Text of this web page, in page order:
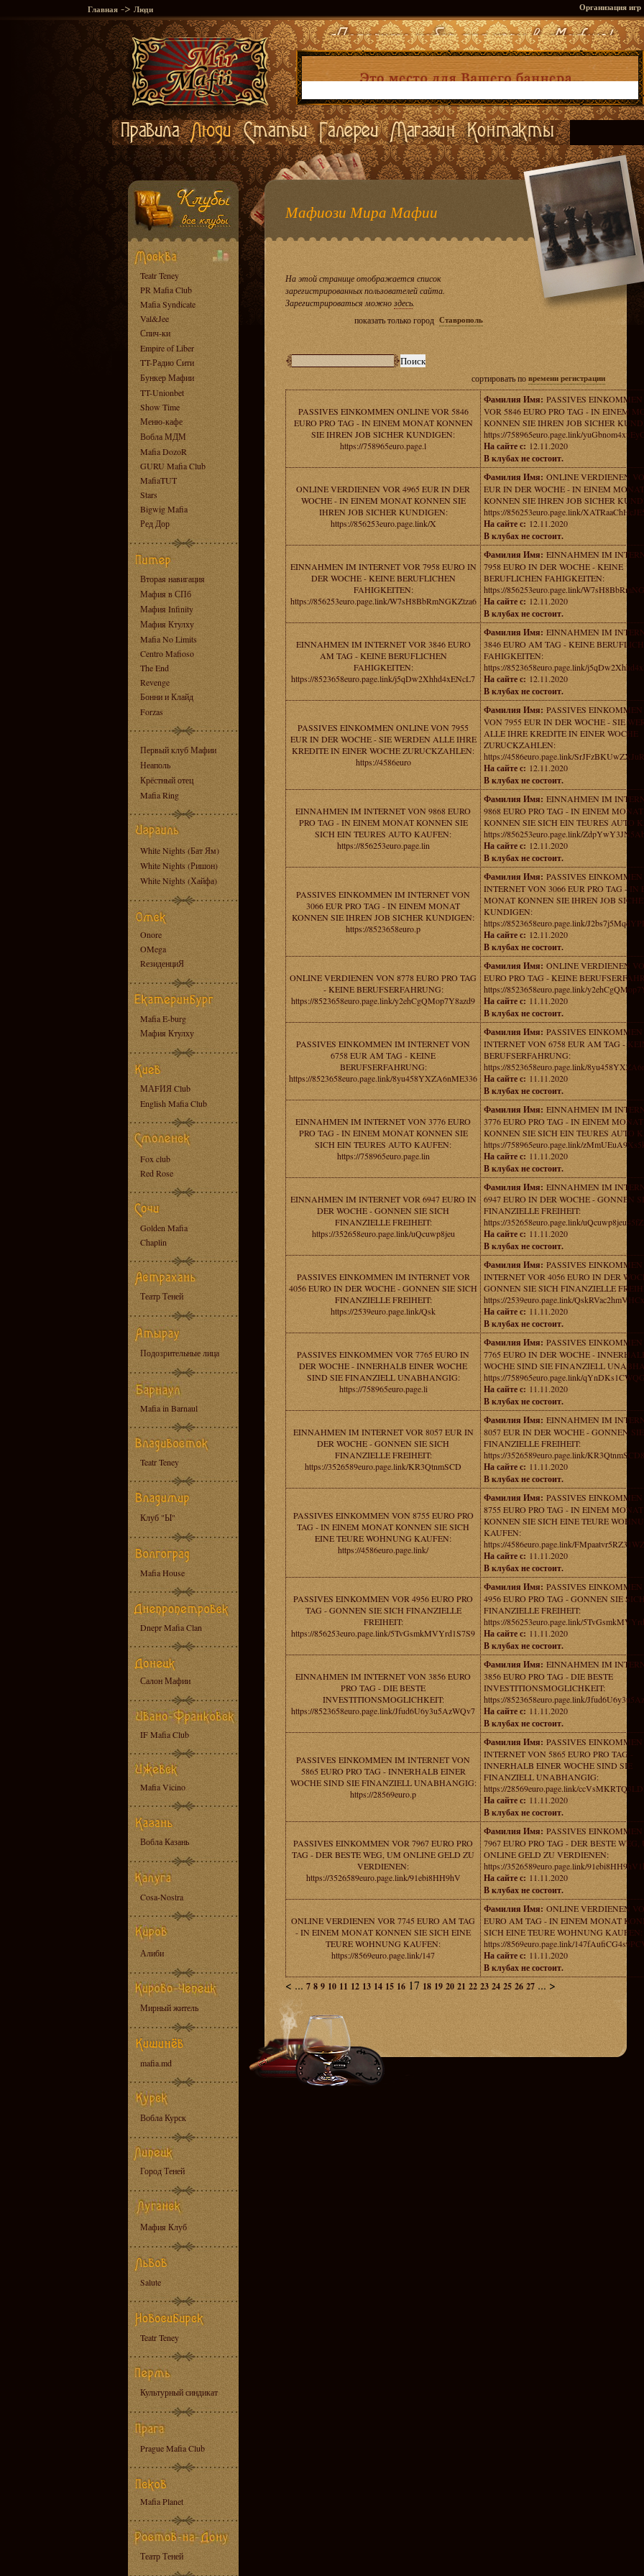
Главная -> Люди Организация игр
Teatr Teney
PR Mafia Club
Mafia Syndicate
Val&Jee
Спич-ки
Empire of Liber
TT-Радио Сити
Бункер Мафии
TT-Unionbet
Show Time
Меню-кафе
Вобла МДМ
Mafia DozoR
GURU Mafia Club
MafiaTUT
Stars
Bigwig Mafia
Ред Дор
Вторая навигация
Мафия в СПб
Мафия Infinity
Мафия Ктулху
Mafia No Limits
Centro Mafioso
The End
Revenge
Бонни и Клайд
Forzas
Первый клуб Мафии
Неаполь
Крёстный отец
Mafia Ring
White Nights (Бат Ям)
White Nights (Ришон)
White Nights (Хайфа)
Onore
OMega
RезиденциЯ
Mafia E-burg
Мафия Ктулху
МАFИЯ Club
English Mafia Club
Fox club
Red Rose
Golden Mafia
Chaplin
Театр Теней
Подозрительные лица
Mafia in Barnaul
Teatr Teney
Клуб "Ы"
Mafia House
Dnepr Mafia Clan
Салон Мафии
IF Mafia Club
Mafia Vicino
Вобла Казань
Cosa-Nostra
Алиби
Мирный житель
mafia.md
Вобла Курск
Город Теней
Мафия Клуб
Salute
Teatr Teney
Культурный синдикат
Prague Mafia Club
Mafia Planet
Театр Теней
Мафиози Мира Мафии
На этой странице отображается список
зарегистрированных пользователей сайта.
Зарегистрироваться можноздесь.
показать только город Ставрополь
сортировать повремени регистрации
PASSIVES EINKOMMEN ONLINE VOR 5846
EURO PRO TAG - IN EINEM MONAT KONNEN
SIE IHREN JOB SICHER KUNDIGEN:
https://758965euro.page.l
Фамилия Имя: PASSIVES
VOR 5846 EURO PRO TAG - IN EINEM
KONNEN SIE IHREN JOB SICHER
https://758965euro.page.link/
На сайте с: 12.11.2020
В клубах не состоит.
ONLINE VERDIENEN VOR 4965 EUR IN DER
WOCHE - IN EINEM MONAT KONNEN SIE
IHREN JOB SICHER KUNDIGEN:
https://856253euro.page.link/X
Фамилия Имя: ONLINE VERDIENEN
EUR IN DER WOCHE - IN EINEM MONAT
KONNEN SIE IHREN JOB SICHER
https://856253euro.page.link/
На сайте с: 12.11.2020
В клубах не состоит.
EINNAHMEN IM INTERNET VOR 7958 EURO IN
DER WOCHE - KEINE BERUFLICHEN
FAHIGKEITEN:
https://856253euro.page.link/W7sH8BbRmNGKZtza6
Фамилия Имя: EINNAHMEN IM
7958 EURO IN DER WOCHE - KEINE
BERUFLICHEN FAHIGKEITEN:
https://856253euro.page.link/
На сайте с: 12.11.2020
В клубах не состоит.
EINNAHMEN IM INTERNET VOR 3846 EURO
AM TAG - KEINE BERUFLICHEN
FAHIGKEITEN:
https://8523658euro.page.link/j5qDw2Xhhd4xENcL7
Фамилия Имя: EINNAHMEN IM
3846 EURO AM TAG - KEINE
FAHIGKEITEN:
https://8523658euro.page.link/
На сайте с: 12.11.2020
В клубах не состоит.
PASSIVES EINKOMMEN ONLINE VON 7955
EUR IN DER WOCHE - SIE WERDEN ALLE IHRE
KREDITE IN EINER WOCHE ZURUCKZAHLEN:
https://4586euro
Фамилия Имя: PASSIVES
VON 7955 EUR IN DER WOCHE - SIE
ALLE IHRE KREDITE IN EINER WOCHE
ZURUCKZAHLEN:
https://4586euro.page.link/
На сайте с: 12.11.2020
В клубах не состоит.
EINNAHMEN IM INTERNET VON 9868 EURO
PRO TAG - IN EINEM MONAT KONNEN SIE
SICH EIN TEURES AUTO KAUFEN:
https://856253euro.page.lin
Фамилия Имя: EINNAHMEN IM
9868 EURO PRO TAG - IN EINEM MONAT
KONNEN SIE SICH EIN TEURES AUTO
https://856253euro.page.link/
На сайте с: 12.11.2020
В клубах не состоит.
PASSIVES EINKOMMEN IM INTERNET VON
3066 EUR PRO TAG - IN EINEM MONAT
KONNEN SIE IHREN JOB SICHER KUNDIGEN:
https://8523658euro.p
Фамилия Имя: PASSIVES
INTERNET VON 3066 EUR PRO TAG - IN
MONAT KONNEN SIE IHREN JOB
KUNDIGEN:
https://8523658euro.page.link/
На сайте с: 12.11.2020
В клубах не состоит.
ONLINE VERDIENEN VON 8778 EURO PRO TAG
- KEINE BERUFSERFAHRUNG:
https://8523658euro.page.link/y2ehCgQMop7Y8azd9
Фамилия Имя: ONLINE VERDIENEN
EURO PRO TAG - KEINE
https://8523658euro.page.link/
На сайте с: 11.11.2020
В клубах не состоит.
PASSIVES EINKOMMEN IM INTERNET VON
6758 EUR AM TAG - KEINE
BERUFSERFAHRUNG:
https://8523658euro.page.link/8yu458YXZA6nME336
Фамилия Имя: PASSIVES
INTERNET VON 6758 EUR AM TAG -
BERUFSERFAHRUNG:
https://8523658euro.page.link/
На сайте с: 11.11.2020
В клубах не состоит.
EINNAHMEN IM INTERNET VON 3776 EURO
PRO TAG - IN EINEM MONAT KONNEN SIE
SICH EIN TEURES AUTO KAUFEN:
https://758965euro.page.lin
Фамилия Имя: EINNAHMEN IM
3776 EURO PRO TAG - IN EINEM MONAT
KONNEN SIE SICH EIN TEURES AUTO
https://758965euro.page.link/
На сайте с: 11.11.2020
В клубах не состоит.
EINNAHMEN IM INTERNET VOR 6947 EURO IN
DER WOCHE - GONNEN SIE SICH
FINANZIELLE FREIHEIT:
https://352658euro.page.link/uQcuwp8jeu
Фамилия Имя: EINNAHMEN IM
6947 EURO IN DER WOCHE - GONNEN
FINANZIELLE FREIHEIT:
https://352658euro.page.link/
На сайте с: 11.11.2020
В клубах не состоит.
PASSIVES EINKOMMEN IM INTERNET VOR
4056 EURO IN DER WOCHE - GONNEN SIE SICH
FINANZIELLE FREIHEIT:
https://2539euro.page.link/Qsk
Фамилия Имя: PASSIVES
INTERNET VOR 4056 EURO IN DER
GONNEN SIE SICH FINANZIELLE
https://2539euro.page.link/
На сайте с: 11.11.2020
В клубах не состоит.
PASSIVES EINKOMMEN VOR 7765 EURO IN
DER WOCHE - INNERHALB EINER WOCHE
SIND SIE FINANZIELL UNABHANGIG:
https://758965euro.page.li
Фамилия Имя: PASSIVES EINKOMMEN
7765 EURO IN DER WOCHE -
WOCHE SIND SIE FINANZIELL
https://758965euro.page.link/
На сайте с: 11.11.2020
В клубах не состоит.
EINNAHMEN IM INTERNET VOR 8057 EUR IN
DER WOCHE - GONNEN SIE SICH
FINANZIELLE FREIHEIT:
https://3526589euro.page.link/KR3QtnmSCD
Фамилия Имя: EINNAHMEN IM
8057 EUR IN DER WOCHE - GONNEN
FINANZIELLE FREIHEIT:
https://3526589euro.page.link/
На сайте с: 11.11.2020
В клубах не состоит.
PASSIVES EINKOMMEN VON 8755 EURO PRO
TAG - IN EINEM MONAT KONNEN SIE SICH
EINE TEURE WOHNUNG KAUFEN:
https://4586euro.page.link/
Фамилия Имя: PASSIVES
8755 EURO PRO TAG - IN EINEM MONAT
KONNEN SIE SICH EINE TEURE
KAUFEN:
https://4586euro.page.link/
На сайте с: 11.11.2020
В клубах не состоит.
PASSIVES EINKOMMEN VOR 4956 EURO PRO
TAG - GONNEN SIE SICH FINANZIELLE
FREIHEIT:
https://856253euro.page.link/5TvGsmkMVYrd1S7S9
Фамилия Имя: PASSIVES EINKOMMEN
4956 EURO PRO TAG - GONNEN SIE SICH
FINANZIELLE FREIHEIT:
https://856253euro.page.link/
На сайте с: 11.11.2020
В клубах не состоит.
EINNAHMEN IM INTERNET VON 3856 EURO
PRO TAG - DIE BESTE
INVESTITIONSMOGLICHKEIT:
https://8523658euro.page.link/Jfud6U6y3u5AzWQv7
Фамилия Имя: EINNAHMEN IM
3856 EURO PRO TAG - DIE BESTE
INVESTITIONSMOGLICHKEIT:
https://8523658euro.page.link/
На сайте с: 11.11.2020
В клубах не состоит.
PASSIVES EINKOMMEN IM INTERNET VON
5865 EURO PRO TAG - INNERHALB EINER
WOCHE SIND SIE FINANZIELL UNABHANGIG:
https://28569euro.p
Фамилия Имя: PASSIVES
INTERNET VON 5865 EURO PRO TAG -
INNERHALB EINER WOCHE SIND SIE
FINANZIELL UNABHANGIG:
https://28569euro.page.link/
На сайте с: 11.11.2020
В клубах не состоит.
PASSIVES EINKOMMEN VOR 7967 EURO PRO
TAG - DER BESTE WEG, UM ONLINE GELD ZU
VERDIENEN:
https://3526589euro.page.link/91ebi8HH9hV
Фамилия Имя: PASSIVES EINKOMMEN
7967 EURO PRO TAG - DER BESTE WEG,
ONLINE GELD ZU VERDIENEN:
https://3526589euro.page.link/
На сайте с: 11.11.2020
В клубах не состоит.
ONLINE VERDIENEN VOR 7745 EURO AM TAG
- IN EINEM MONAT KONNEN SIE SICH EINE
TEURE WOHNUNG KAUFEN:
https://8569euro.page.link/147
Фамилия Имя: ONLINE VERDIENEN
EURO AM TAG - IN EINEM MONAT
SICH EINE TEURE WOHNUNG KAUFEN:
https://8569euro.page.link/
На сайте с: 11.11.2020
В клубах не состоит.
< ...7 8 9 10 11 12 13 14 15 16 17 18 19 20 21 22 23 24 25 26 27 ... >